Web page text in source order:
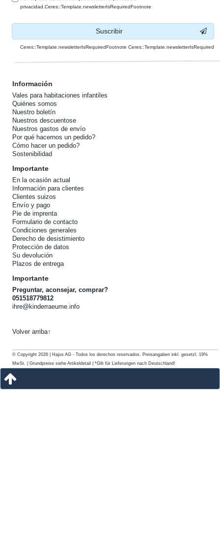
privacidad.Ceres::Template.newsletterIsRequiredFootnote
Suscribir
Ceres::Template.newsletterIsRequiredFootnote Ceres::Template.newsletterIsRequired
Información
Vales para habitaciones infantiles
Quiénes somos
Nuestro boletín
Nuestros descuentose
Nuestros gastos de envío
Por qué hacernos un pedido?
Cómo hacer un pedido?
Sostenibilidad
Importante
En la ocasión actual
Información para clientes
Clientes suizos
Envío y pago
Pie de imprenta
Formulario de contacto
Condiciones generales
Derecho de desistimiento
Protección de datos
Su devolución
Plazos de entrega
Importante
Preguntar, aconsejar, comprar?
051518779812
ihre@kinderraeume.info
Volver arriba↑
© Copyright 2026 | Hajus AG - Todos los derechos reservados. Preisangaben inkl. gesetzl. 19%
MwSt. | Grundpreise siehe Artikeldetail | *Gilt für Lieferungen nach Deutschland!